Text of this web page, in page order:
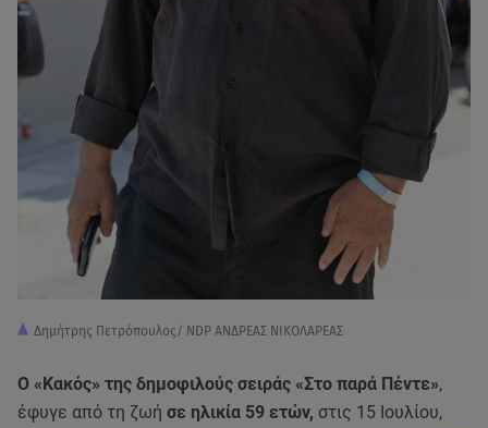
Δημήτρης Πετρόπουλος/ NDP ΑΝΔΡΕΑΣ ΝΙΚΟΛΑΡΕΑΣ
Ο «Κακός» της δημοφιλούς σειράς «Στο παρά Πέντε»,
έφυγε από τη ζωή σε ηλικία 59 ετών, στις 15 Ιουλίου,